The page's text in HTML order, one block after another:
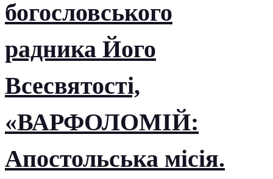
богословського
радника Його
Всесвятості,
«ВАРФОЛОМІЙ:
Апостольська місія.